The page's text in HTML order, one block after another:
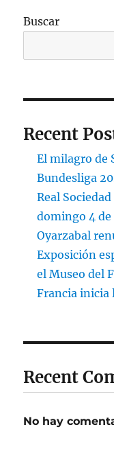
Buscar
Recent
El milagro de
Bundesliga
Real
domingo 4
Oyarzabal
Exposición
el Museo del
Francia inicia
Recent
No hay